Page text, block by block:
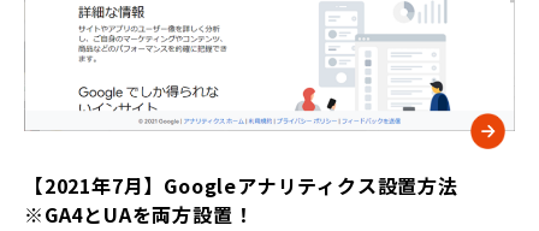
【2021年7月】Googleアナリティクス設置方法
※GA4とUAを両方設置！